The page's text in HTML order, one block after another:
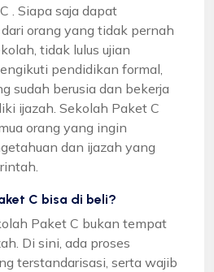
. Siapa saja dapat
orang yang tidak pernah
tidak lulus ujian
pendidikan formal,
sudah berusia dan bekerja
ijazah. Sekolah Paket C
orang yang ingin
dan ijazah yang
C bisa di beli?
Paket C bukan tempat
Di sini, ada proses
terstandarisasi, serta wajib